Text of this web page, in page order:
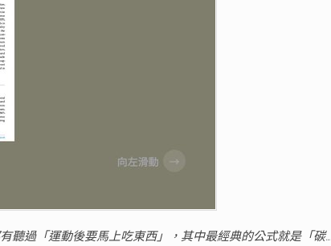
聽過「運動後要馬上吃東西」，其中最經典的公式就是「碳…